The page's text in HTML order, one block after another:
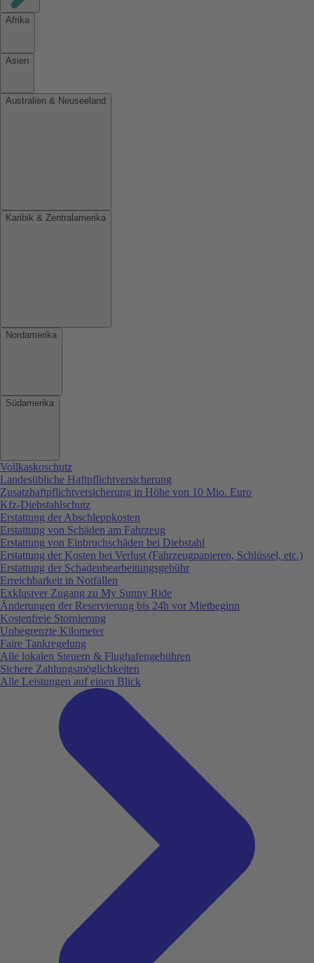
Afrika
Asien
Australien & Neuseeland
Karibik & Zentralamerika
Nordamerika
Südamerika
Vollkaskoschutz
Landesübliche Haftpflichtversicherung
Zusatzhaftpflichtversicherung in Höhe von 10 Mio. Euro
Kfz-Diebstahlschutz
Erstattung der Abschleppkosten
Erstattung von Schäden am Fahrzeug
Erstattung von Einbruchschäden bei Diebstahl
Erstattung der Kosten bei Verlust (Fahrzeugpapieren, Schlüssel, etc.)
Erstattung der Schadenbearbeitungsgebühr
Erreichbarkeit in Notfällen
Exklusiver Zugang zu My Sunny Ride
Änderungen der Reservierung bis 24h vor Mietbeginn
Kostenfreie Stornierung
Unbegrenzte Kilometer
Faire Tankregelung
Alle lokalen Steuern & Flughafengebühren
Sichere Zahlungsmöglichkeiten
Alle Leistungen auf einen Blick